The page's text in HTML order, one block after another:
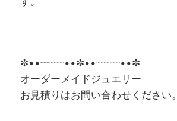
✼••┈┈┈┈••✼••┈┈┈┈••✼
オーダーメイドジュエリー
お見積りはお問い合わせください。